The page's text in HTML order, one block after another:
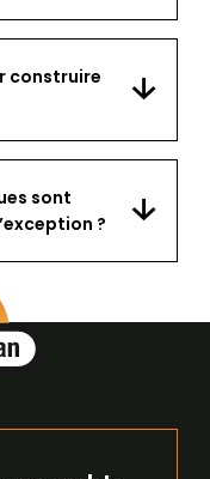
construire
sont
?